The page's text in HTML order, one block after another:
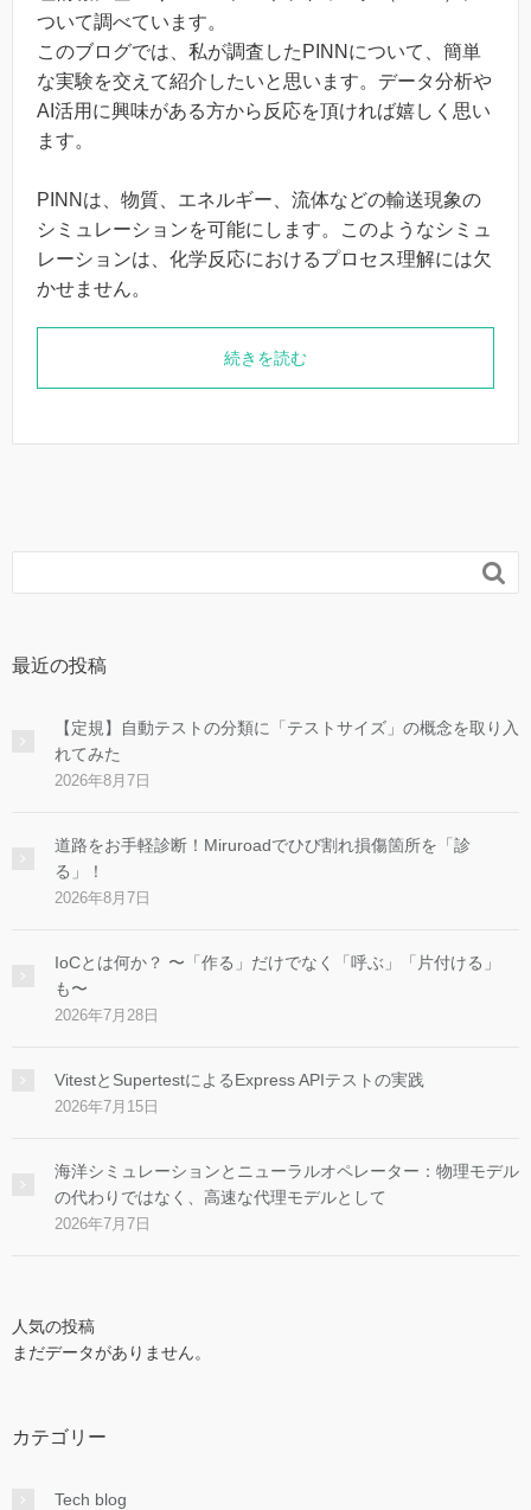
ついて調べています。
このブログでは、私が調査したPINNについて、簡単
な実験を交えて紹介したいと思います。データ分析や
AI活用に興味がある方から反応を頂ければ嬉しく思い
ます。
PINNは、物質、エネルギー、流体などの輸送現象の
シミュレーションを可能にします。このようなシミュ
レーションは、化学反応におけるプロセス理解には欠
かせません。
続きを読む

最近の投稿
【定規】自動テストの分類に「テストサイズ」の概念を取り入
れてみた
2026年8月7日
道路をお手軽診断！Miruroadでひび割れ損傷箇所を「診
る」！
2026年8月7日
IoCとは何か？ 〜「作る」だけでなく「呼ぶ」「片付ける」
も〜
2026年7月28日
VitestとSupertestによるExpress APIテストの実践
2026年7月15日
海洋シミュレーションとニューラルオペレーター：物理モデル
の代わりではなく、高速な代理モデルとして
2026年7月7日
人気の投稿
まだデータがありません。
カテゴリー
Tech blog